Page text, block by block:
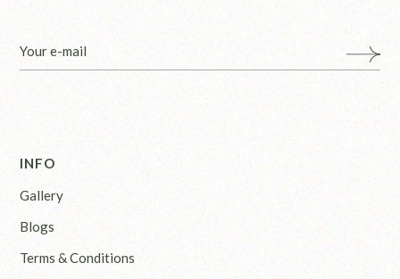
INFO
Gallery
Blogs
Terms & Conditions